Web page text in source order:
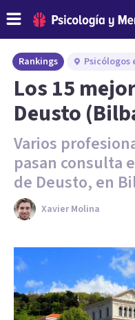
Rankings Psicólogos
Los 15
Deusto
Varios
pasan consulta
de Deusto, en
Xavier Molina